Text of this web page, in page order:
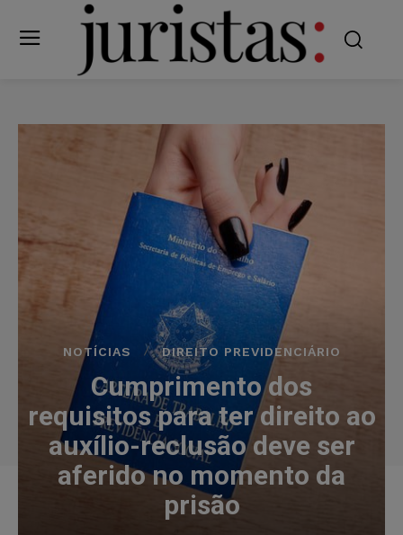
NOTÍCIAS DIREITO PREVIDENCIÁRIO
Cumprimento dos
requisitos para ter direito ao
auxílio-reclusão deve ser
aferido no momento da
prisão